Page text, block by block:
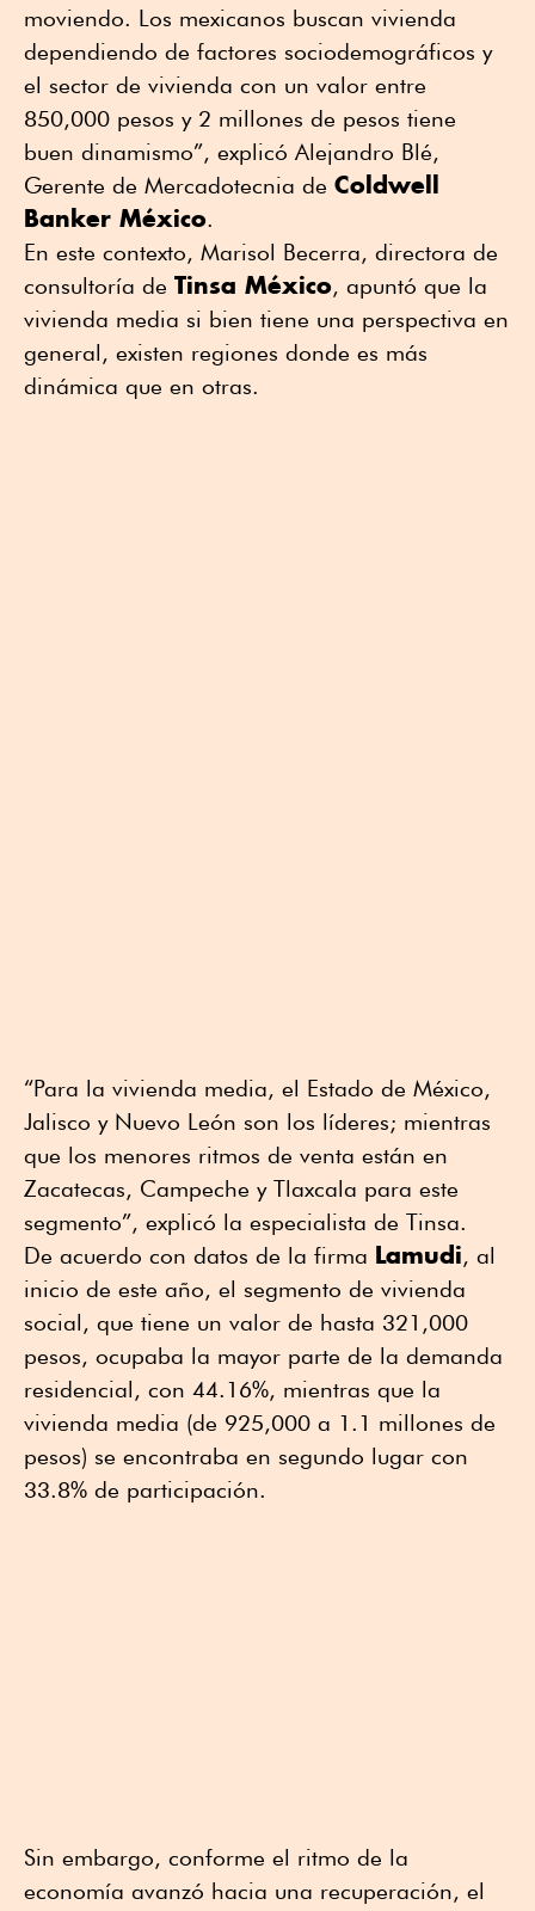
moviendo. Los mexicanos buscan vivienda
dependiendo de factores sociodemográficos y
el sector de vivienda con un valor entre
850,000 pesos y 2 millones de pesos tiene
buen dinamismo”, explicó Alejandro Blé,
Gerente de Mercadotecnia de Coldwell
Banker México.
En este contexto, Marisol Becerra, directora de
consultoría de Tinsa México, apuntó que la
vivienda media si bien tiene una perspectiva en
general, existen regiones donde es más
dinámica que en otras.
“Para la vivienda media, el Estado de México,
Jalisco y Nuevo León son los líderes; mientras
que los menores ritmos de venta están en
Zacatecas, Campeche y Tlaxcala para este
segmento”, explicó la especialista de Tinsa.
De acuerdo con datos de la firma Lamudi, al
inicio de este año, el segmento de vivienda
social, que tiene un valor de hasta 321,000
pesos, ocupaba la mayor parte de la demanda
residencial, con 44.16%, mientras que la
vivienda media (de 925,000 a 1.1 millones de
pesos) se encontraba en segundo lugar con
33.8% de participación.
Sin embargo, conforme el ritmo de la
economía avanzó hacia una recuperación, el